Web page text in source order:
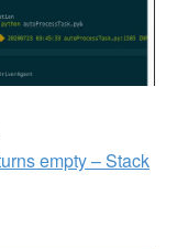
empty – Stack